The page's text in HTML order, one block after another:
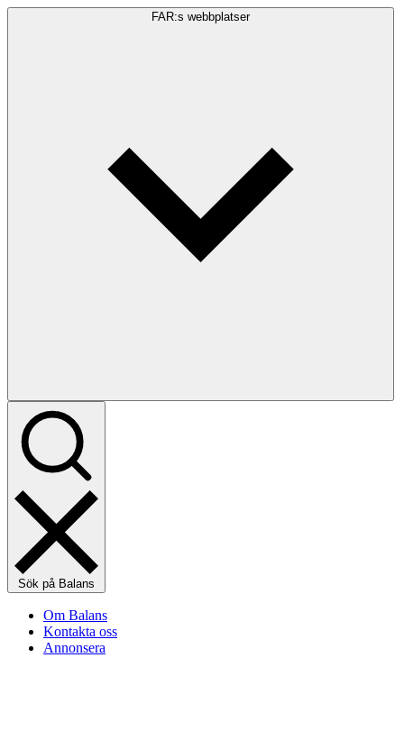
FAR:s webbplatser
Sök på Balans
Om Balans
Kontakta oss
Annonsera